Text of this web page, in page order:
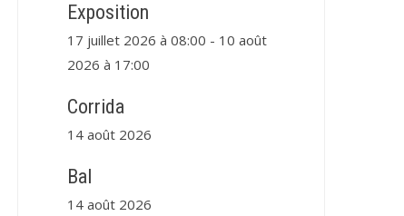
Exposition
17 juillet 2026 à 08:00 - 10 août
2026 à 17:00
Corrida
14 août 2026
Bal
14 août 2026